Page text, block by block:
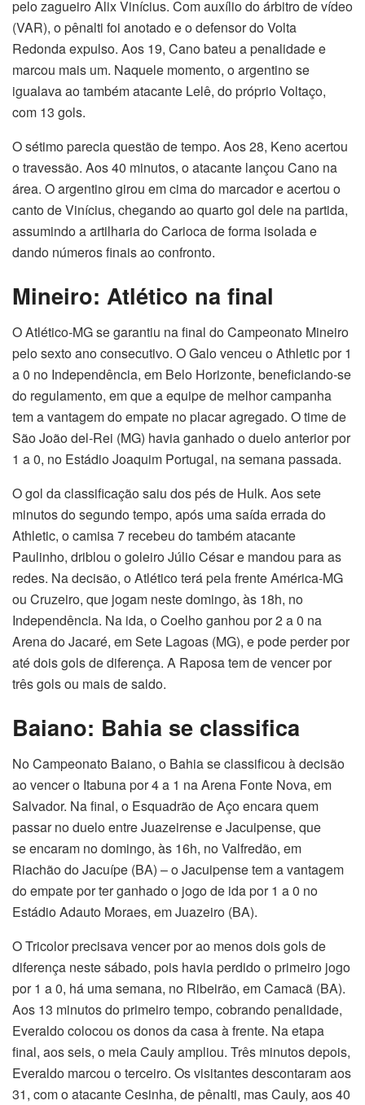
pelo zagueiro Alix Vinícius. Com auxílio do árbitro de vídeo
(VAR), o pênalti foi anotado e o defensor do Volta
Redonda expulso. Aos 19, Cano bateu a penalidade e
marcou mais um. Naquele momento, o argentino se
igualava ao também atacante Lelê, do próprio Voltaço,
com 13 gols.
O sétimo parecia questão de tempo. Aos 28, Keno acertou
o travessão. Aos 40 minutos, o atacante lançou Cano na
área. O argentino girou em cima do marcador e acertou o
canto de Vinícius, chegando ao quarto gol dele na partida,
assumindo a artilharia do Carioca de forma isolada e
dando números finais ao confronto.
Mineiro: Atlético na final
O Atlético-MG se garantiu na final do Campeonato Mineiro
pelo sexto ano consecutivo. O Galo venceu o Athletic por 1
a 0 no Independência, em Belo Horizonte, beneficiando-se
do regulamento, em que a equipe de melhor campanha
tem a vantagem do empate no placar agregado. O time de
São João del-Rei (MG) havia ganhado o duelo anterior por
1 a 0, no Estádio Joaquim Portugal, na semana passada.
O gol da classificação saiu dos pés de Hulk. Aos sete
minutos do segundo tempo, após uma saída errada do
Athletic, o camisa 7 recebeu do também atacante
Paulinho, driblou o goleiro Júlio César e mandou para as
redes. Na decisão, o Atlético terá pela frente América-MG
ou Cruzeiro, que jogam neste domingo, às 18h, no
Independência. Na ida, o Coelho ganhou por 2 a 0 na
Arena do Jacaré, em Sete Lagoas (MG), e pode perder por
até dois gols de diferença. A Raposa tem de vencer por
três gols ou mais de saldo.
Baiano: Bahia se classifica
No Campeonato Baiano, o Bahia se classificou à decisão
ao vencer o Itabuna por 4 a 1 na Arena Fonte Nova, em
Salvador. Na final, o Esquadrão de Aço encara quem
passar no duelo entre Juazeirense e Jacuipense, que
se encaram no domingo, às 16h, no Valfredão, em
Riachão do Jacuípe (BA) – o Jacuipense tem a vantagem
do empate por ter ganhado o jogo de ida por 1 a 0 no
Estádio Adauto Moraes, em Juazeiro (BA).
O Tricolor precisava vencer por ao menos dois gols de
diferença neste sábado, pois havia perdido o primeiro jogo
por 1 a 0, há uma semana, no Ribeirão, em Camacã (BA).
Aos 13 minutos do primeiro tempo, cobrando penalidade,
Everaldo colocou os donos da casa à frente. Na etapa
final, aos seis, o meia Cauly ampliou. Três minutos depois,
Everaldo marcou o terceiro. Os visitantes descontaram aos
31, com o atacante Cesinha, de pênalti, mas Cauly, aos 40